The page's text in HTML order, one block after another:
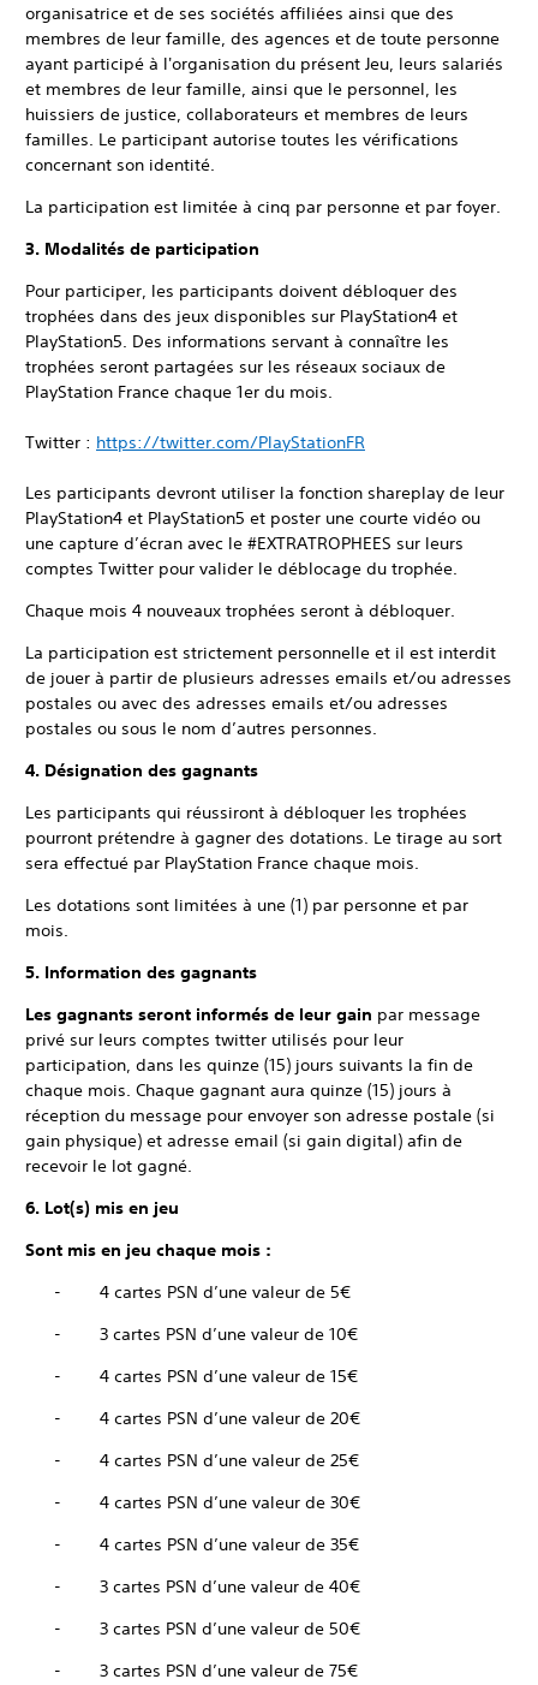
organisatrice et de ses sociétés affiliées ainsi que des
membres de leur famille, des agences et de toute personne
ayant participé à l'organisation du présent Jeu, leurs salariés
et membres de leur famille, ainsi que le personnel, les
huissiers de justice, collaborateurs et membres de leurs
familles. Le participant autorise toutes les vérifications
concernant son identité.
La participation est limitée à cinq par personne et par foyer.
3. Modalités de participation
Pour participer, les participants doivent débloquer des
trophées dans des jeux disponibles sur PlayStation4 et
PlayStation5. Des informations servant à connaître les
trophées seront partagées sur les réseaux sociaux de
PlayStation France chaque 1er du mois.
Twitter : https://twitter.com/PlayStationFR
Les participants devront utiliser la fonction shareplay de leur
PlayStation4 et PlayStation5 et poster une courte vidéo ou
une capture d’écran avec le #EXTRATROPHEES sur leurs
comptes Twitter pour valider le déblocage du trophée.
Chaque mois 4 nouveaux trophées seront à débloquer.
La participation est strictement personnelle et il est interdit
de jouer à partir de plusieurs adresses emails et/ou adresses
postales ou avec des adresses emails et/ou adresses
postales ou sous le nom d’autres personnes.
4. Désignation des gagnants
Les participants qui réussiront à débloquer les trophées
pourront prétendre à gagner des dotations. Le tirage au sort
sera effectué par PlayStation France chaque mois.
Les dotations sont limitées à une (1) par personne et par
mois.
5. Information des gagnants
Les gagnants seront informés de leur gain par message
privé sur leurs comptes twitter utilisés pour leur
participation, dans les quinze (15) jours suivants la fin de
chaque mois. Chaque gagnant aura quinze (15) jours à
réception du message pour envoyer son adresse postale (si
gain physique) et adresse email (si gain digital) afin de
recevoir le lot gagné.
6. Lot(s) mis en jeu
Sont mis en jeu chaque mois :
- 4 cartes PSN d’une valeur de 5€
- 3 cartes PSN d’une valeur de 10€
- 4 cartes PSN d’une valeur de 15€
- 4 cartes PSN d’une valeur de 20€
- 4 cartes PSN d’une valeur de 25€
- 4 cartes PSN d’une valeur de 30€
- 4 cartes PSN d’une valeur de 35€
- 3 cartes PSN d’une valeur de 40€
- 3 cartes PSN d’une valeur de 50€
- 3 cartes PSN d’une valeur de 75€